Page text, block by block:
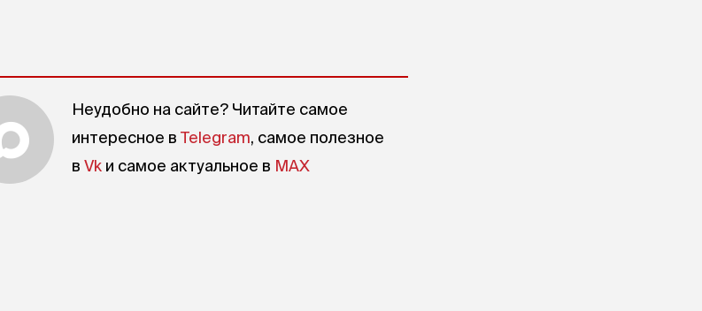
Неудобно на сайте? Читайте самое
интересное в Telegram, самое полезное
в Vk и самое актуальное в MAX